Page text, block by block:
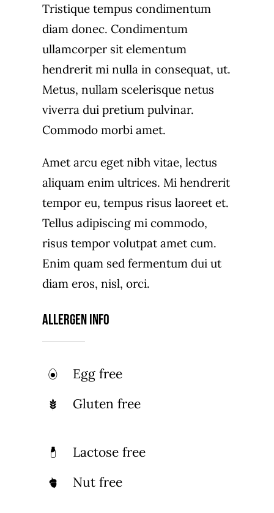
Tristique tempus condimentum
diam donec. Condimentum
ullamcorper sit elementum
hendrerit mi nulla in consequat, ut.
Metus, nullam scelerisque netus
viverra dui pretium pulvinar.
Commodo morbi amet.
Amet arcu eget nibh vitae, lectus
aliquam enim ultrices. Mi hendrerit
tempor eu, tempus risus laoreet et.
Tellus adipiscing mi commodo,
risus tempor volutpat amet cum.
Enim quam sed fermentum dui ut
diam eros, nisl, orci.
Allergen Info
Egg free
Gluten free
Lactose free
Nut free